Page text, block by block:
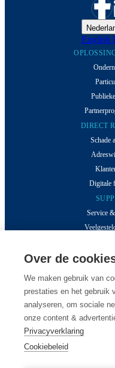
English
DIRECT
Schade
Digitale
Service
MEER
Over
Onze
Over de
We maken gebruik van
prestaties en het gebruik
analyseren, om sociale
onze content &
Privacyverklaring
Cookiebeleid